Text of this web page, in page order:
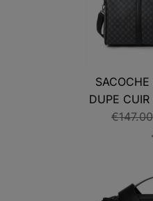
DUPE
€147.00